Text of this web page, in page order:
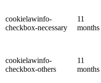
cookielawinfo-
checkbox-necessary
11
months
cookielawinfo-
checkbox-others
11
months